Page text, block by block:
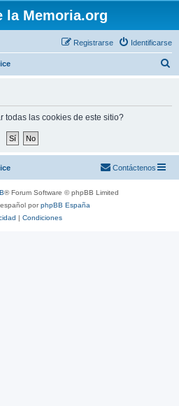
la Memoria.org
Identificarse
Registrarse
todas las cookies de este sitio?
Contáctenos
® Forum Software © phpBB Limited
porphpBB España
| Condiciones